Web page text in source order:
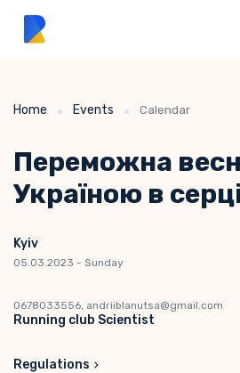
Home Events Calendar
Переможна
Україною в
Kyiv
05.03.2023 - Sunday
0678033556, andriiblanutsa@gmail.com
Running club Scientist
Regulations